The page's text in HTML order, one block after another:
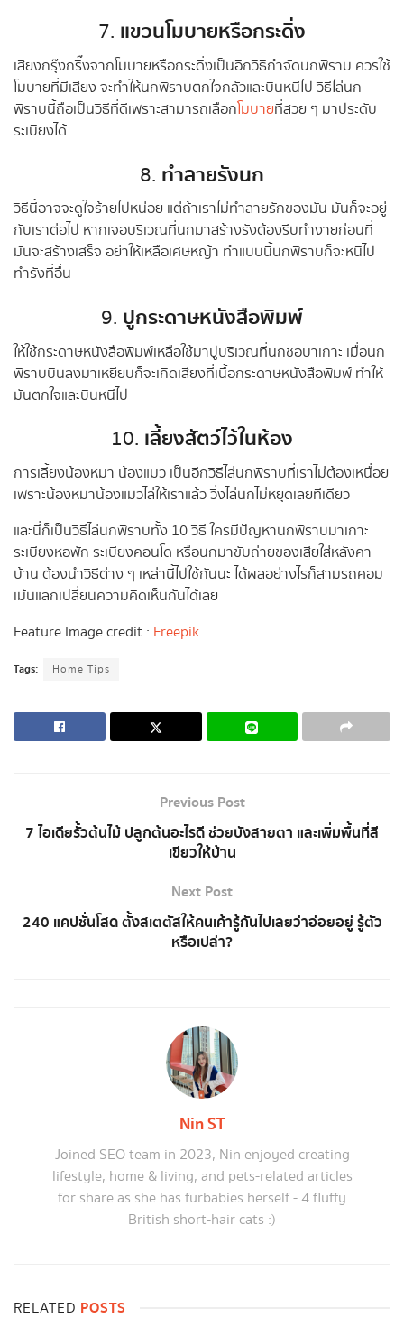
7. แขวนโมบายหรือกระดิ่ง
เสียงกรุ๊งกริ๊งจากโมบายหรือกระดิ่งเป็นอีกวิธีกําจัดนกพิราบ ควรใช้
โมบายที่มีเสียง จะทำให้นกพิราบตกใจกลัวและบินหนีไป วิธีไล่นก
พิราบนี้ถือเป็นวิธีที่ดีเพราะสามารถเลือกโมบายที่สวย ๆ มาประดับ
ระเบียงได้
8. ทำลายรังนก
วิธีนี้อาจจะดูใจร้ายไปหน่อย แต่ถ้าเราไม่ทำลายรักของมัน มันก็จะอยู่
กับเราต่อไป หากเจอบริเวณที่นกมาสร้างรังต้องรีบทำงายก่อนที่
มันจะสร้างเสร็จ อย่าให้เหลือเศษหญ้า ทำแบบนี้นกพิราบก็จะหนีไป
ทำรังที่อื่น
9. ปูกระดาษหนังสือพิมพ์
ให้ใช้กระดาษหนังสือพิมพ์เหลือใช้มาปูบริเวณที่นกชอบาเกาะ เมื่อนก
พิราบบินลงมาเหยียบก็จะเกิดเสียงที่เนื้อกระดาษหนังสือพิมพ์ ทำให้
มันตกใจและบินหนีไป
10. เลี้ยงสัตว์ไว้ในห้อง
การเลี้ยงน้องหมา น้องแมว เป็นอีกวิธีไล่นกพิราบที่เราไม่ต้องเหนื่อย
เพราะน้องหมาน้องแมวไล่ให้เราแล้ว วิ่งไล่นกไม่หยุดเลยทีเดียว
และนี่ก็เป็นวิธีไล่นกพิราบทั้ง 10 วิธี ใครมีปัญหานกพิราบมาเกาะ
ระเบียงหอพัก ระเบียงคอนโด หรือนกมาขับถ่ายของเสียใส่หลังคา
บ้าน ต้องนำวิธีต่าง ๆ เหล่านี้ไปใช้กันนะ ได้ผลอย่างไรก็สามรถคอม
เม้นแลกเปลี่ยนความคิดเห็นกันได้เลย
Feature Image credit : Freepik
Tags: Home Tips
Previous Post
7 ไอเดียรั้วต้นไม้ ปลูกต้นอะไรดี ช่วยบังสายตา และเพิ่มพื้นที่สี
เขียวให้บ้าน
Next Post
240 แคปชั่นโสด ตั้งสเตตัสให้คนเค้ารู้กันไปเลยว่าอ่อยอยู่ รู้ตัว
หรือเปล่า?
Nin ST
Joined SEO team in 2023, Nin enjoyed creating
lifestyle, home & living, and pets-related articles
for share as she has furbabies herself - 4 fluffy
British short-hair cats :)
RELATED POSTS